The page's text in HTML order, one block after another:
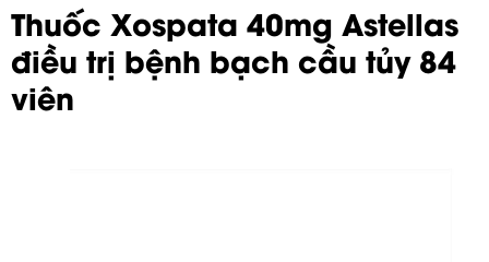
Thuốc Xospata 40mg Astellas
điều trị bệnh bạch cầu tủy 84
viên